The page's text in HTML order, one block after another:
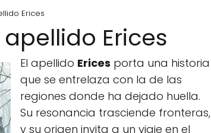
Erices
Erices
El apellido Erices porta una historia
que se entrelaza con la de las
regiones donde ha dejado huella.
Su resonancia trasciende fronteras,
y su origen invita a un viaje en el